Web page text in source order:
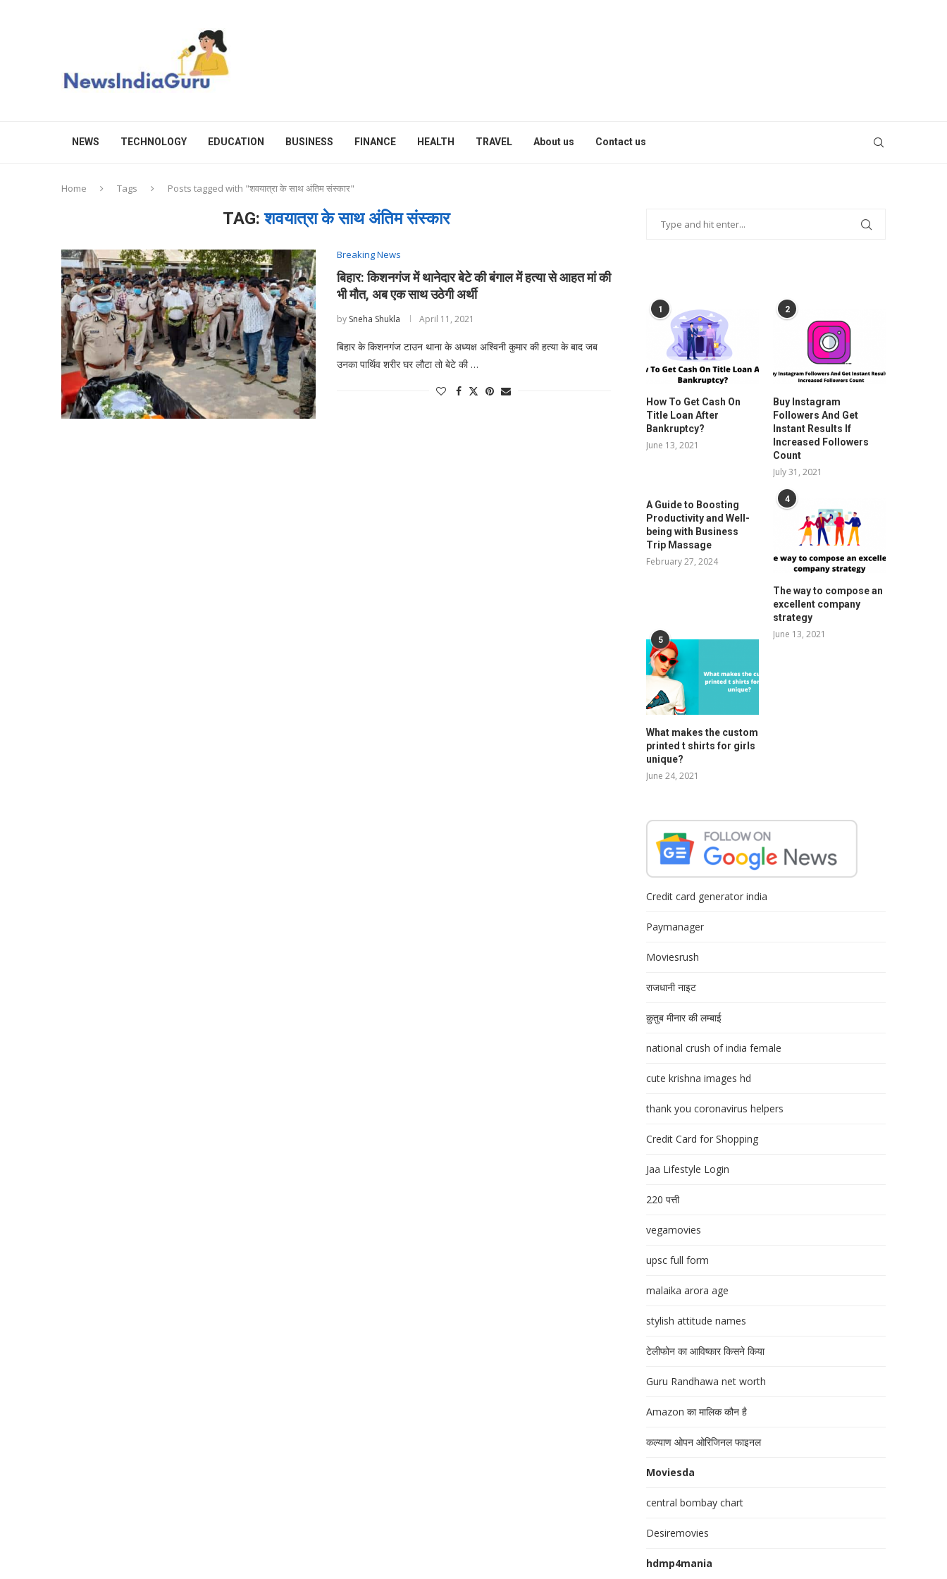
NEWS TECHNOLOGY EDUCATION BUSINESS FINANCE HEALTH TRAVEL About us Contact us
Home Tags Posts tagged with "शवयात्रा के साथ अंतिम संस्कार"
TAG:शवयात्रा के साथ अंतिम संस्कार
Breaking News
बिहार: किशनगंज में थानेदार बेटे की बंगाल में हत्या से आहत मां की
भी मौत, अब एक साथ उठेगी अर्थी
by Sneha Shukla April 11, 2021
बिहार के किशनगंज टाउन थाना के अध्यक्ष अश्विनी कुमार की हत्या के बाद जब
उनका पार्थिव शरीर घर लौटा तो बेटे की …
1
How To Get Cash On
Title Loan After
Bankruptcy?
June 13, 2021
2
Buy Instagram
Followers And Get
Instant Results If
Increased Followers
Count
July 31, 2021
A Guide to Boosting
Productivity and Well-
being with Business
Trip Massage
February 27, 2024
4
The way to compose an
excellent company
strategy
June 13, 2021
5
What makes the custom
printed t shirts for girls
unique?
June 24, 2021
Credit card generator india
Paymanager
Moviesrush
राजधानी नाइट
क़ुतुब मीनार की लम्बाई
national crush of india female
cute krishna images hd
thank you coronavirus helpers
Credit Card for Shopping
Jaa Lifestyle Login
220 पत्ती
vegamovies
upsc full form
malaika arora age
stylish attitude names
टेलीफोन का आविष्कार किसने किया
Guru Randhawa net worth
Amazon का मालिक कौन है
कल्याण ओपन ओरिजिनल फाइनल
Moviesda
central bombay chart
Desiremovies
hdmp4mania